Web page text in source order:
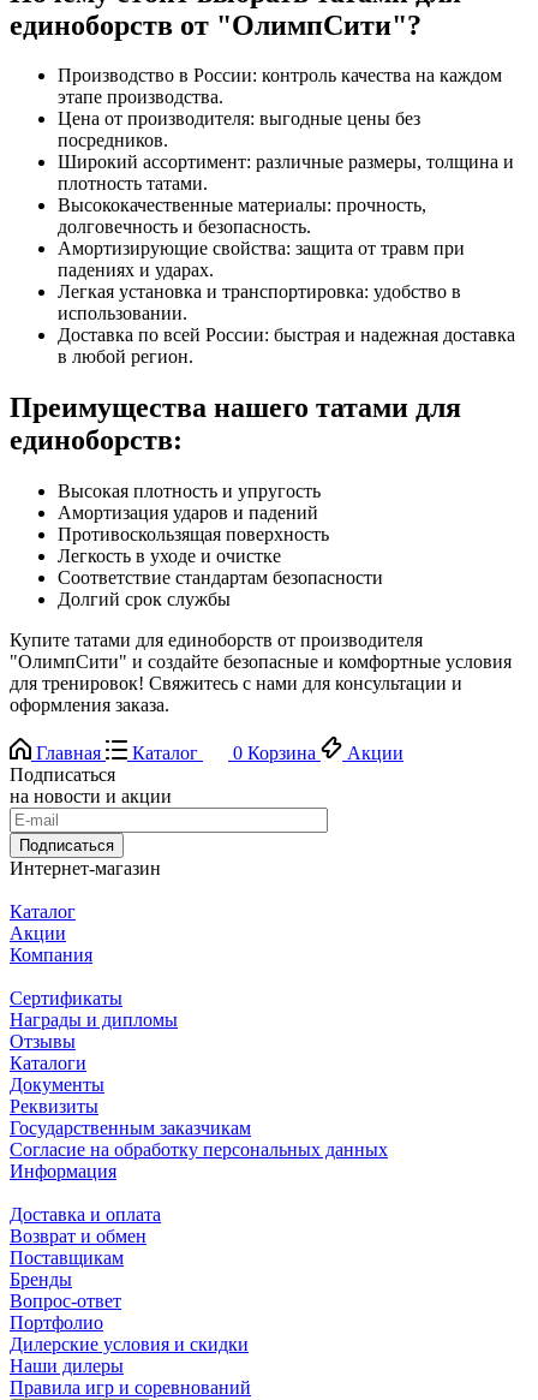
единоборств от "ОлимпСити"?
Производство в России: контроль качества на каждом
этапе производства.
Цена от производителя: выгодные цены без
посредников.
Широкий ассортимент: различные размеры, толщина и
плотность татами.
Высококачественные материалы: прочность,
долговечность и безопасность.
Амортизирующие свойства: защита от травм при
падениях и ударах.
Легкая установка и транспортировка: удобство в
использовании.
Доставка по всей России: быстрая и надежная доставка
в любой регион.
Преимущества нашего татами для
единоборств:
Высокая плотность и упругость
Амортизация ударов и падений
Противоскользящая поверхность
Легкость в уходе и очистке
Соответствие стандартам безопасности
Долгий срок службы
Купите татами для единоборств от производителя
"ОлимпСити" и создайте безопасные и комфортные условия
для тренировок! Свяжитесь с нами для консультации и
оформления заказа.
Главная Каталог 0 Корзина
Акции
Подписаться
на новости и акции
Подписаться
Интернет-магазин
Каталог
Акции
Компания
Сертификаты
Награды и дипломы
Отзывы
Каталоги
Документы
Реквизиты
Государственным заказчикам
Согласие на обработку персональных данных
Информация
Доставка и оплата
Возврат и обмен
Поставщикам
Бренды
Вопрос-ответ
Портфолио
Дилерские условия и скидки
Наши дилеры
Правила игр и соревнований